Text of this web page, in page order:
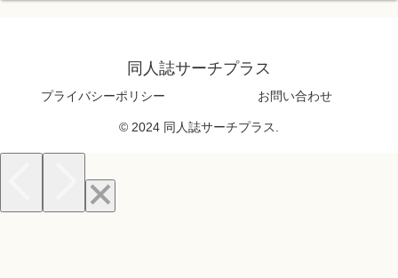
同人誌サーチプラス
プライバシーポリシー お問い合わせ
© 2024 同人誌サーチプラス.